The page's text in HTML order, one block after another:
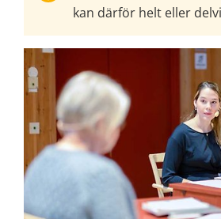
kan därför helt eller